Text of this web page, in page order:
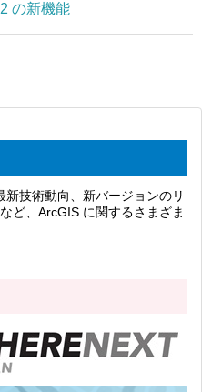
の新機能
技術動向、新バージョンのリ
ど、ArcGIS に関するさまざま